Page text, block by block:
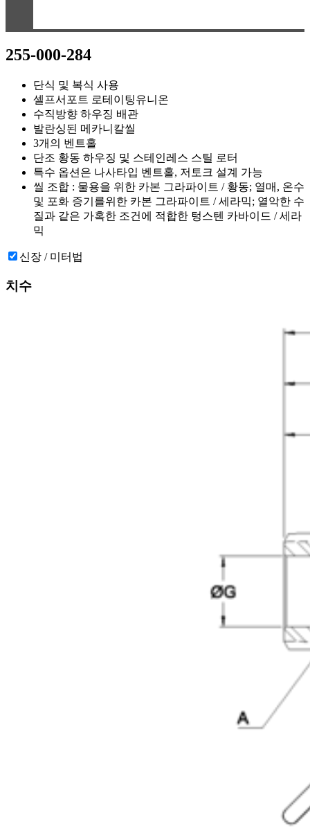
255-000-284
단식 및 복식 사용
셀프서포트 로테이팅유니온
수직방향 하우징 배관
발란싱된 메카니칼씰
3개의 벤트홀
단조 황동 하우징 및 스테인레스 스틸 로터
특수 옵션은 나사타입 벤트홀, 저토크 설계 가능
씰 조합 : 물용을 위한 카본 그라파이트 / 황동; 열매, 온수
및 포화 증기를위한 카본 그라파이트 / 세라믹; 열악한 수
질과 같은 가혹한 조건에 적합한 텅스텐 카바이드 / 세라
믹
신장 / 미터법
치수